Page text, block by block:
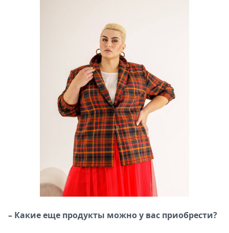
– Какие еще продукты можно у вас приобрести?